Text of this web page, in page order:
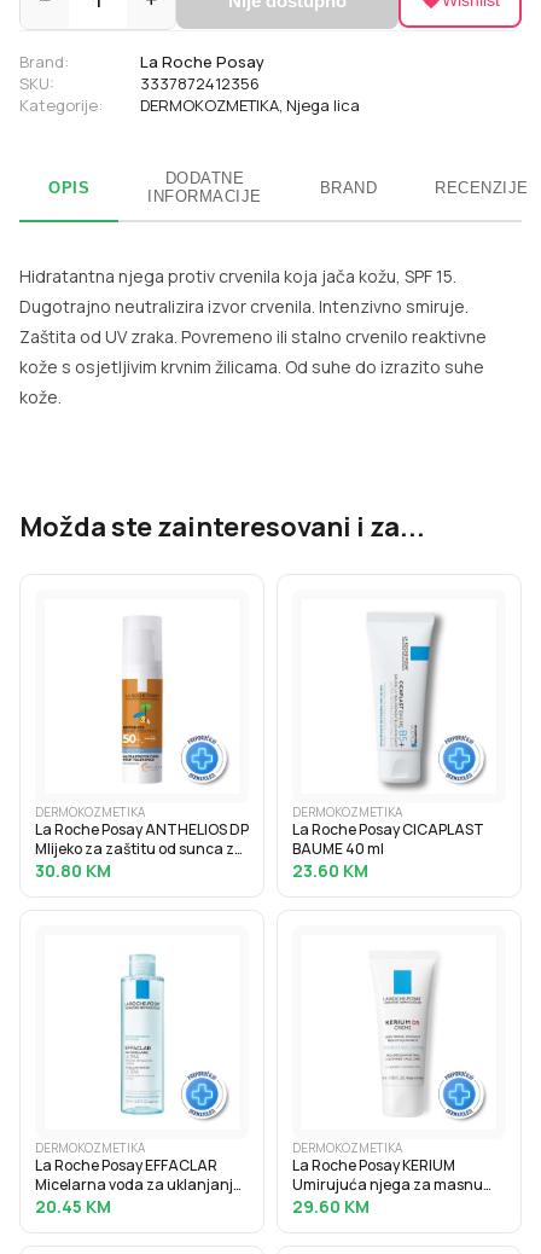
Brand:
La Roche Posay
SKU:
3337872412356
Kategorije:
DERMOKOZMETIKA, Njega lica
OPIS
DODATNE
INFORMACIJE
BRAND RECENZIJE
Hidratantna njega protiv crvenila koja jača kožu, SPF 15.
Dugotrajno neutralizira izvor crvenila. Intenzivno smiruje.
Zaštita od UV zraka. Povremeno ili stalno crvenilo reaktivne
kože s osjetljivim krvnim žilicama. Od suhe do izrazito suhe
kože.
Možda ste zainteresovani i za...
DERMOKOZMETIKA
La Roche Posay ANTHELIOS DP
Mlijeko za zaštitu od sunca za
osjetljivu kožu beba SPF50+, 50
30.80 KM
DERMOKOZMETIKA
La Roche Posay CICAPLAST
BAUME 40 ml
23.60 KM
DERMOKOZMETIKA
La Roche Posay EFFACLAR
Micelarna voda za uklanjanje
šminke i čišćenje masne i
20.45 KM
DERMOKOZMETIKA
La Roche Posay KERIUM
Umirujuća njega za masnu
kožu lica koja neutralizira
29.60 KM